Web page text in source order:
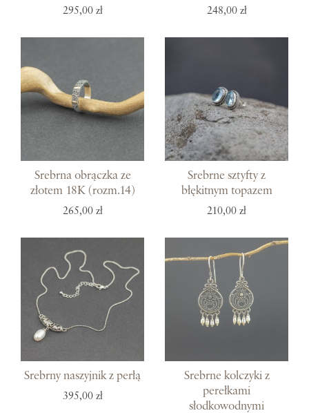
295,00 zł 248,00 zł
Srebrna obrączka ze
złotem 18K (rozm.14)
265,00 zł
Srebrne sztyfty z
błękitnym topazem
210,00 zł
Srebrny naszyjnik z perłą
395,00 zł
Srebrne kolczyki z
perełkami
słodkowodnymi